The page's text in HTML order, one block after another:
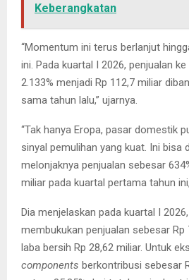
Keberangkatan
“Momentum ini terus berlanjut
ini. Pada kuartal I 2026, penjualan
2.133% menjadi Rp 112,7 miliar
sama tahun lalu,” ujarnya.
“Tak hanya Eropa, pasar domestik
sinyal pemulihan yang kuat. Ini bisa
melonjaknya penjualan sebesar
miliar pada kuartal pertama tahun
Dia menjelaskan pada kuartal I
membukukan penjualan sebesar Rp
laba bersih Rp 28,62 miliar. Untuk
components berkontribusi sebesar